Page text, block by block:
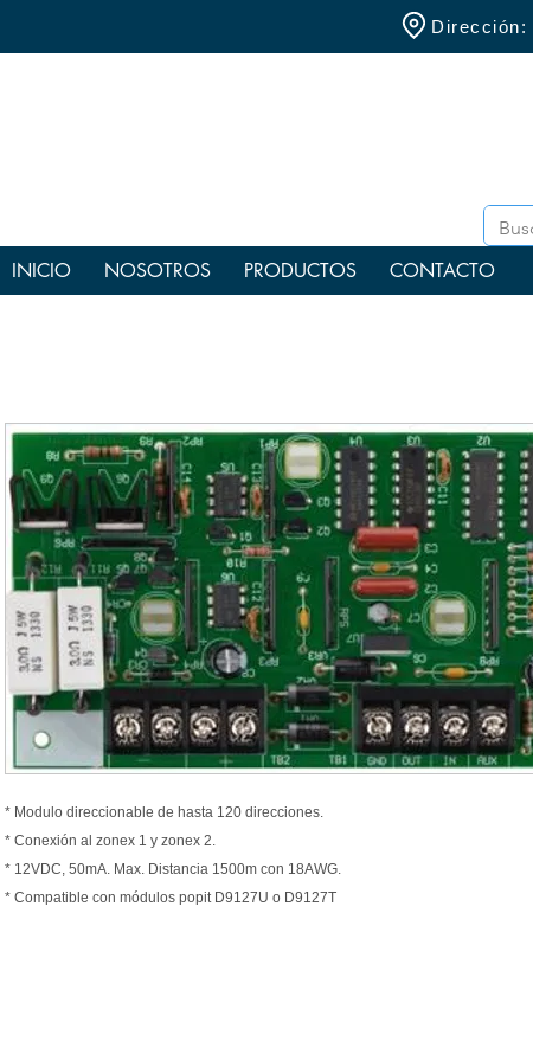
Dirección:
INICIO NOSOTROS PRODUCTOS CONTACTO
* Modulo direccionable de hasta 120 direcciones.
* Conexión al zonex 1 y zonex 2.
* 12VDC, 50mA. Max. Distancia 1500m con 18AWG.
* Compatible con módulos popit D9127U o D9127T